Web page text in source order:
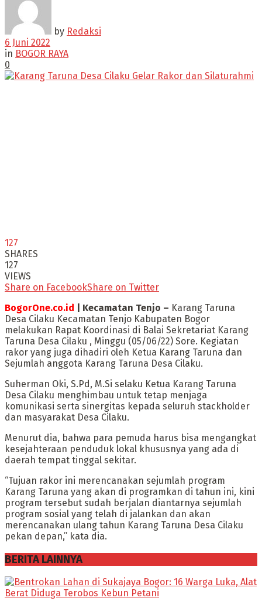
by Redaksi
6 Juni 2022
in BOGOR RAYA
0
127
SHARES
127
VIEWS
Share on FacebookShare on Twitter
BogorOne.co.id | Kecamatan Tenjo – Karang Taruna
Desa Cilaku Kecamatan Tenjo Kabupaten Bogor
melakukan Rapat Koordinasi di Balai Sekretariat Karang
Taruna Desa Cilaku , Minggu (05/06/22) Sore. Kegiatan
rakor yang juga dihadiri oleh Ketua Karang Taruna dan
Sejumlah anggota Karang Taruna Desa Cilaku.
Suherman Oki, S.Pd, M.Si selaku Ketua Karang Taruna
Desa Cilaku menghimbau untuk tetap menjaga
komunikasi serta sinergitas kepada seluruh stackholder
dan masyarakat Desa Cilaku.
Menurut dia, bahwa para pemuda harus bisa mengangkat
kesejahteraan penduduk lokal khususnya yang ada di
daerah tempat tinggal sekitar.
“Tujuan rakor ini merencanakan sejumlah program
Karang Taruna yang akan di programkan di tahun ini, kini
program tersebut sudah berjalan diantarnya sejumlah
program sosial yang telah di jalankan dan akan
merencanakan ulang tahun Karang Taruna Desa Cilaku
pekan depan,” kata dia.
BERITA LAINNYA